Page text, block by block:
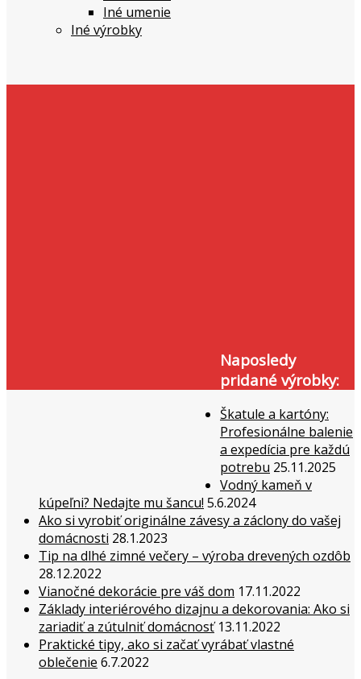
Iné umenie
Iné výrobky
Naposledy
pridané výrobky:
Škatule a kartóny:
Profesionálne balenie
a expedícia pre každú
potrebu 25.11.2025
Vodný kameň v
kúpeľni? Nedajte mu šancu! 5.6.2024
Ako si vyrobiť originálne závesy a záclony do vašej
domácnosti 28.1.2023
Tip na dlhé zimné večery – výroba drevených ozdôb
28.12.2022
Vianočné dekorácie pre váš dom 17.11.2022
Základy interiérového dizajnu a dekorovania: Ako si
zariadiť a zútulniť domácnosť 13.11.2022
Praktické tipy, ako si začať vyrábať vlastné
oblečenie 6.7.2022